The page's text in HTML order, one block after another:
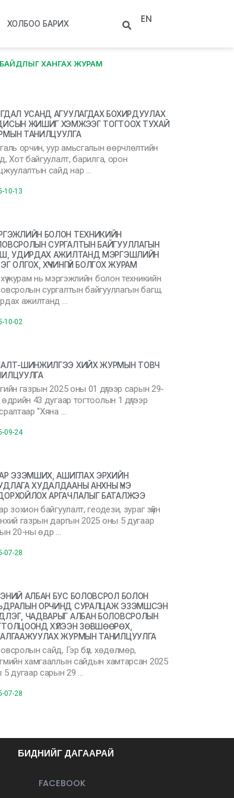
ХОЛБОО БАРИХ EN
ХАНГАХ ЖУРАМ
УСАНД АГУУЛАГДАХ БОХИРДУУЛАХ
ЖИШИГ ХЭМЖЭЭГ ТОГТООХ ТУХАЙ
ТАНИЛЦУУЛГА
орчин, уур амьсгалын өөрчлөлтийн
Хот байгуулалт, барилга, орон
сайд нар …
10-13
БОЛОН ТЕХНИКИЙН
СУРГАЛТЫН БАЙГУУЛЛАГЫН
УДИРДАХ АЖИЛТАНД МЭРГЭШЛИЙН
ОЛГОХ, ХҮЧИНГҮЙ БОЛГОХ ЖУРАМ
журам нь мэргэжлийн болон техникийн
сургалтын байгууллагын багш,
ажилтанд …
10-02
ШИНЖИЛГЭЭ ХИЙХ ЖУРМЫН ТОВЧ
газрын 2025 оны 01 дүгээр сарын 29-
43 дугаар тогтоолын 1 дүгээр
“Хяна …
09-24
ЭЗЭМШИХ, АШИГЛАХ ЭРХИЙН
ХУДАЛДААНЫ АНХНЫ ҮНЭ
АРГАЧЛАЛЫГ БАТАЛЖЭЭ
зохион байгуулалт, геодези, зураг зүйн
газрын даргын 2025 оны 5 дугаар
20-ны өдр …
07-28
АЛБАН БУС БОЛОВСРОЛ БОЛОН
ОРЧИНД СУРАЛЦАЖ ЭЗЭМШСЭН
ЧАДВАРЫГ АЛБАН БОЛОВСРОЛЫН
ХҮЛЭЭН ЗӨВШӨӨРӨХ,
ЖУРМЫН ТАНИЛЦУУЛГА
сайд, Гэр бүл, хөдөлмөр,
хамгааллын сайдын хамтарсан 2025
5 дугаар сарын 29 …
07-28
БИДНИЙГ ДАГААРАЙ
FACEBOOK